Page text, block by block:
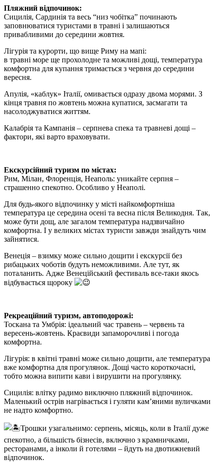
Пляжний відпочинок:
Сицилія, Сардинія та весь “низ чобітка” починають
заповнюватися туристами в травні і залишаються
привабливими до середини жовтня.
Лігурія та курорти, що вище Риму на мапі:
в травні море ще прохолодне та можливі дощі, температура
комфортна для купання тримається з червня до середини
вересня.
Апулія, «каблук» Італії, омивається одразу двома морями. З
кінця травня по жовтень можна купатися, засмагати та
насолоджуватися життям.
Калабрія та Кампанія – серпнева спека та травневі дощі –
фактори, які варто враховувати.
Екскурсійний туризм по містах:
Рим, Мілан, Флоренція, Неаполь: уникайте серпня –
страшенно спекотно. Особливо у Неаполі.
Для будь-якого відпочинку у місті найкомфортніша
температура це середина осені та весна після Великодня. Так,
може бути дощ, але загалом температура надзвичайно
комфортна. І у великих містах туристи завжди знайдуть чим
зайнятися.
Венеція – взимку може сильно дощити і екскурсії без
рибацьких чоботів будуть неможливими. Але тут, як
поталанить. Адже Венеційський фестиваль все-таки якось
відбувається щороку
Рекреаційний туризм, автоподорожі:
Тоскана та Умбрія: ідеальний час травень – червень та
вересень-жовтень. Краєвиди запаморочливі і погода
комфортна.
Лігурія: в квітні травні може сильно дощити, але температура
вже комфортна для прогулянок. Дощі часто короткочасні,
тобто можна випити кави і вирушити на прогулянку.
Сицилія: влітку радимо виключно пляжний відпочинок.
Маленький острів нагрівається і гуляти кам’яними вуличками
не надто комфортно.
Трошки узагальнимо: серпень, місяць, коли в Італії дуже
спекотно, а більшість бізнесів, включно з крамничками,
ресторанами, а інколи й готелями – йдуть на двотижневий
відпочинок.